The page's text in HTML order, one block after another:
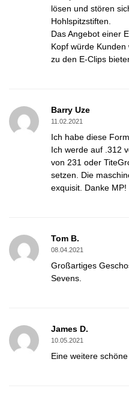
lösen und stören
Hohlspitzstiften.
Das Angebot einer
Kopf würde
zu den E-Clips
Barry Uze
11.02.2021
Ich habe diese
Ich werde auf .312
von 231 oder
setzen. Die
exquisit. Danke MP!
Tom B.
08.04.2021
Großartiges
Sevens.
James D.
10.05.2021
Eine weitere